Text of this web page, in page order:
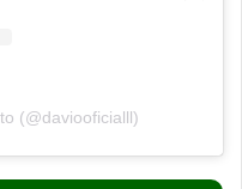
(@daviooficialll)